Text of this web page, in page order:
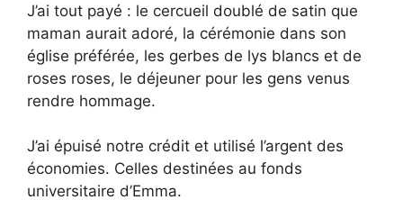
J’ai tout payé : le cercueil doublé de satin que
maman aurait adoré, la cérémonie dans son
église préférée, les gerbes de lys blancs et de
roses roses, le déjeuner pour les gens venus
rendre hommage.
J’ai épuisé notre crédit et utilisé l’argent des
économies. Celles destinées au fonds
universitaire d’Emma.